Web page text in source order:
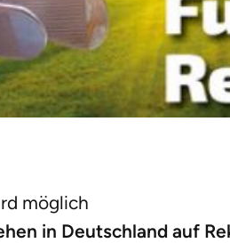
möglich
in Deutschland auf